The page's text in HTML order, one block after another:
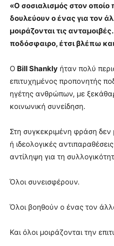
«Ο σοσιαλισμός στον οποίο
δουλεύουν ο ένας για τον
μοιράζονται τις
ποδόσφαιρο, έτσι βλέπω
Ο Bill Shankly ήταν πολύ
επιτυχημένος προπονητής
ηγέτης ανθρώπων, με
κοινωνική συνείδηση.
Στη συγκεκριμένη φράση δεν
ή ιδεολογικές
αντίληψη για τη
Όλοι συνεισφέρουν.
Όλοι βοηθούν ο ένας τον
Και όλοι μοιράζονται την